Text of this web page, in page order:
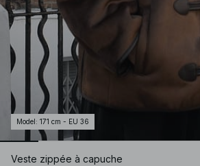
Model : 171 cm - EU 36
Veste zippée à capuche